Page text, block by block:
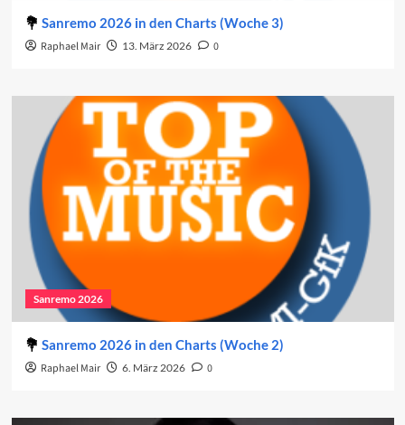
Sanremo 2026 in den Charts (Woche 3)
Raphael Mair 13. März 2026 0
Sanremo 2026
Sanremo 2026 in den Charts (Woche 2)
Raphael Mair 6. März 2026 0